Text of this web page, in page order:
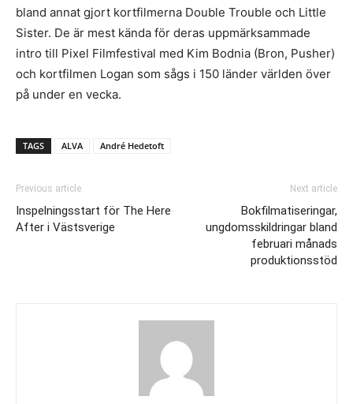
bland annat gjort kortfilmerna Double Trouble och Little
Sister. De är mest kända för deras uppmärksammade
intro till Pixel Filmfestival med Kim Bodnia (Bron, Pusher)
och kortfilmen Logan som sågs i 150 länder världen över
på under en vecka.
TAGS ALVA André Hedetoft
Previous article
Inspelningsstart för The Here
After i Västsverige
Next article
Bokfilmatiseringar,
ungdomsskildringar bland
februari månads
produktionsstöd